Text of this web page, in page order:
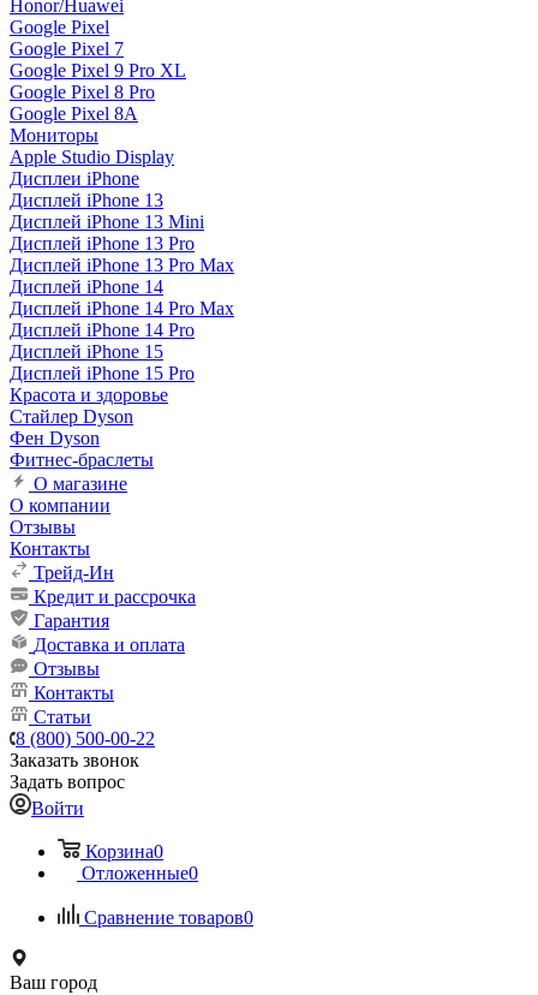
Honor/Huawei
Google Pixel
Google Pixel 7
Google Pixel 9 Pro XL
Google Pixel 8 Pro
Google Pixel 8A
Мониторы
Apple Studio Display
Дисплеи iPhone
Дисплей iPhone 13
Дисплей iPhone 13 Mini
Дисплей iPhone 13 Pro
Дисплей iPhone 13 Pro Max
Дисплей iPhone 14
Дисплей iPhone 14 Pro Max
Дисплей iPhone 14 Pro
Дисплей iPhone 15
Дисплей iPhone 15 Pro
Красота и здоровье
Стайлер Dyson
Фен Dyson
Фитнес-браслеты
О магазине
О компании
Отзывы
Контакты
Трейд-Ин
Кредит и рассрочка
Гарантия
Доставка и оплата
Отзывы
Контакты
Статьи
8 (800) 500-00-22
Заказать звонок
Задать вопрос
Войти
Корзина0
Отложенные0
Сравнение товаров0
Ваш город